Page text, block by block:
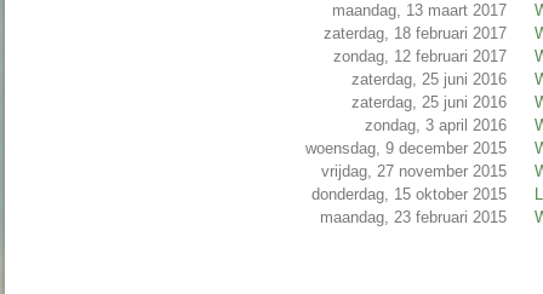
maandag, 13 maart 2017
zaterdag, 18 februari 2017
zondag, 12 februari 2017
zaterdag, 25 juni 2016
zaterdag, 25 juni 2016
zondag, 3 april 2016
woensdag, 9 december 2015
vrijdag, 27 november 2015
donderdag, 15 oktober 2015
maandag, 23 februari 2015